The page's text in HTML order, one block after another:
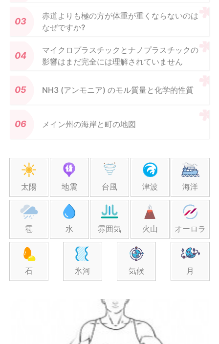
赤道よりも極の方が体重が重くならないのは
なぜですか?
マイクロプラスチックとナノプラスチックの
影響はまだ完全には理解されていません
NH3 (アンモニア) のモル質量と化学的性質
メイン州の海岸と町の地図
太陽 地震 台風 津波 海洋
雹 水 雰囲気 火山 オーロラ
石 氷河 気候 月